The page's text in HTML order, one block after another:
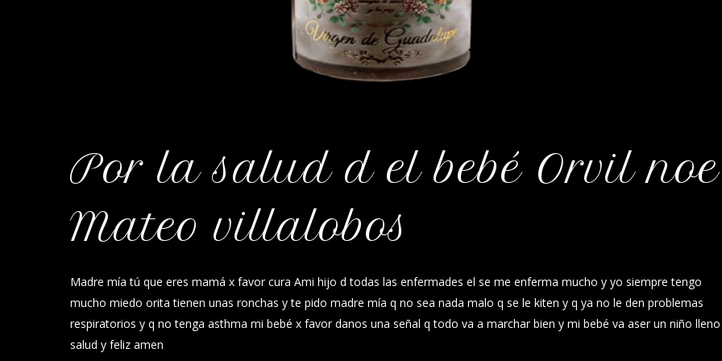
Por la salud d el bebé Orvil noe
Mateo villalobos
Madre mía tú que eres mamá x favor cura Ami hijo d todas las enfermades el se me enferma mucho y yo siempre tengo
mucho miedo orita tienen unas ronchas y te pido madre mía q no sea nada malo q se le kiten y q ya no le den problemas
respiratorios y q no tenga asthma mi bebé x favor danos una señal q todo va a marchar bien y mi bebé va aser un niño lleno
salud y feliz amen